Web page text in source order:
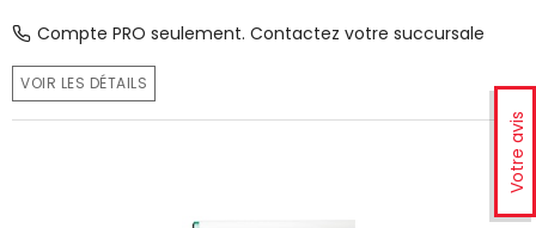
Votre avis
Compte PRO seulement. Contactez votre succursale
VOIR LES DÉTAILS